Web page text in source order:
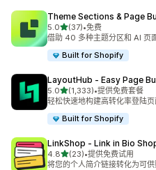
Theme Sections & Page
5.0星（满分 5 星）
(37)
总共 37 条评论
•免费
借助 40 多种主题分区和 AI 页
Built for Shopify
LayoutHub ‑ Easy Page
5.0星（满分 5 星）
(1,333)
总共 1333 条评论
•提供免费套餐
轻松快速地构建高转化率登陆
Built for Shopify
LinkShop ‑ Link in Bio
4.8星（满分 5 星）
(23)
总共 23 条评论
•提供免费试用
将您的个人简介链接转化为可